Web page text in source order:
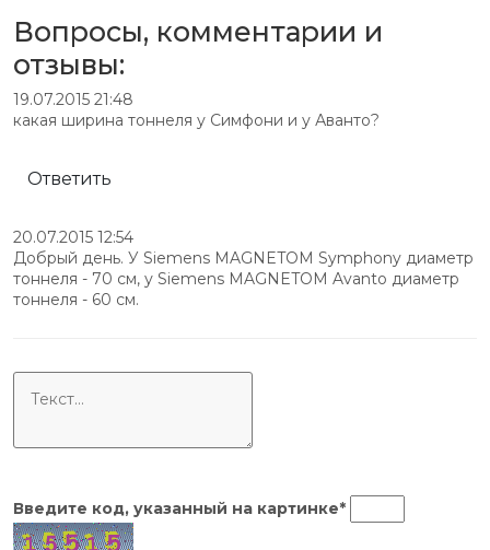
Вопросы, комментарии и
отзывы:
19.07.2015 21:48
какая ширина тоннеля у Симфони и у Аванто?
Ответить
20.07.2015 12:54
Добрый день. У Siemens MAGNETOM Symphony диаметр
тоннеля - 70 см, у Siemens MAGNETOM Avanto диаметр
тоннеля - 60 см.
Введите код, указанный на картинке*